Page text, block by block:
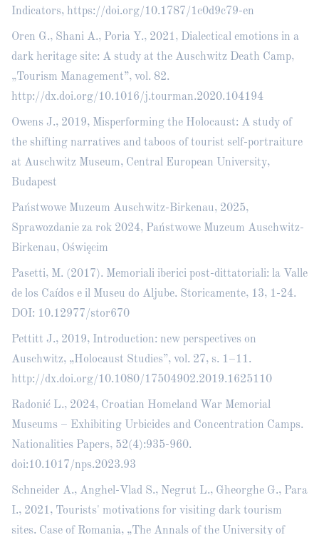
Indicators, https://doi.org/10.1787/1c0d9c79-en
Oren G., Shani A., Poria Y., 2021, Dialectical emotions in a
dark heritage site: A study at the Auschwitz Death Camp,
„Tourism Management”, vol. 82.
http://dx.doi.org/10.1016/j.tourman.2020.104194
Owens J., 2019, Misperforming the Holocaust: A study of
the shifting narratives and taboos of tourist self-portraiture
at Auschwitz Museum, Central European University,
Budapest
Państwowe Muzeum Auschwitz-Birkenau, 2025,
Sprawozdanie za rok 2024, Państwowe Muzeum Auschwitz-
Birkenau, Oświęcim
Pasetti, M. (2017). Memoriali iberici post-dittatoriali: la Valle
de los Caídos e il Museu do Aljube. Storicamente, 13, 1-24.
DOI: 10.12977/stor670
Pettitt J., 2019, Introduction: new perspectives on
Auschwitz, „Holocaust Studies”, vol. 27, s. 1–11.
http://dx.doi.org/10.1080/17504902.2019.1625110
Radonić L., 2024, Croatian Homeland War Memorial
Museums – Exhibiting Urbicides and Concentration Camps.
Nationalities Papers, 52(4):935-960.
doi:10.1017/nps.2023.93
Schneider A., Anghel-Vlad S., Negrut L., Gheorghe G., Para
I., 2021, Tourists' motivations for visiting dark tourism
sites. Case of Romania, „The Annals of the University of